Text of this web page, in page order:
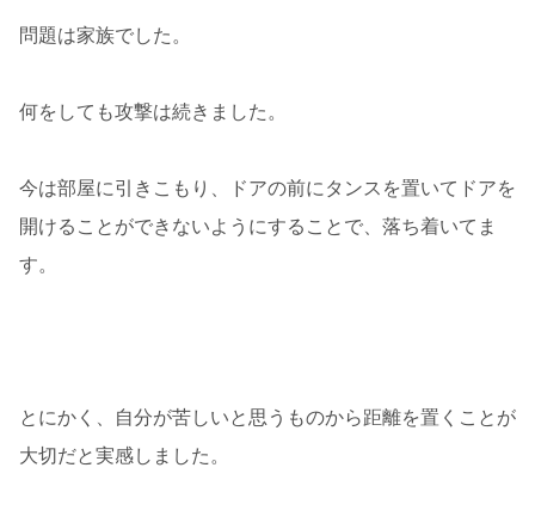
問題は家族でした。
何をしても攻撃は続きました。
今は部屋に引きこもり、ドアの前にタンスを置いてドアを
開けることができないようにすることで、落ち着いてま
す。
とにかく、自分が苦しいと思うものから距離を置くことが
大切だと実感しました。